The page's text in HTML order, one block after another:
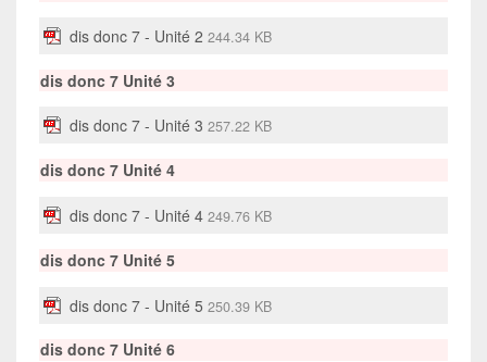
dis donc 7 - Unité 2 244.34 KB
dis donc 7 Unité 3
dis donc 7 - Unité 3 257.22 KB
dis donc 7 Unité 4
dis donc 7 - Unité 4 249.76 KB
dis donc 7 Unité 5
dis donc 7 - Unité 5 250.39 KB
dis donc 7 Unité 6